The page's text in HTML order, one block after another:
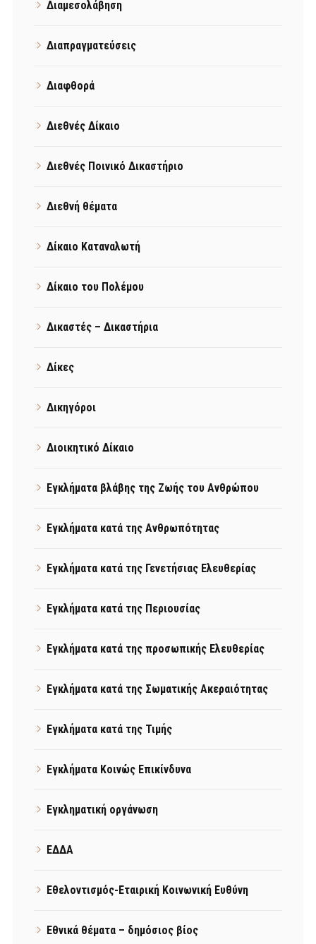
Διαμεσολάβηση
Διαπραγματεύσεις
Διαφθορά
Διεθνές Δίκαιο
Διεθνές Ποινικό Δικαστήριο
Διεθνή θέματα
Δίκαιο Καταναλωτή
Δίκαιο του Πολέμου
Δικαστές – Δικαστήρια
Δίκες
Δικηγόροι
Διοικητικό Δίκαιο
Εγκλήματα βλάβης της Ζωής του Ανθρώπου
Εγκλήματα κατά της Ανθρωπότητας
Εγκλήματα κατά της Γενετήσιας Ελευθερίας
Εγκλήματα κατά της Περιουσίας
Εγκλήματα κατά της προσωπικής Ελευθερίας
Εγκλήματα κατά της Σωματικής Ακεραιότητας
Εγκλήματα κατά της Τιμής
Εγκλήματα Κοινώς Επικίνδυνα
Εγκληματική οργάνωση
ΕΔΔΑ
Εθελοντισμός-Εταιρική Κοινωνική Ευθύνη
Εθνικά θέματα – δημόσιος βίος